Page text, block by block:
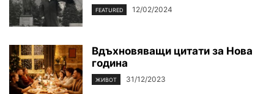
FEATURED 12/02/2024
Вдъхновяващи цитати за Нова
година
ЖИВОТ 31/12/2023